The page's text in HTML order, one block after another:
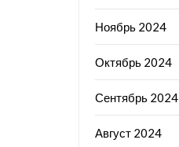
Ноябрь 2024
Октябрь 2024
Сентябрь 2024
Август 2024